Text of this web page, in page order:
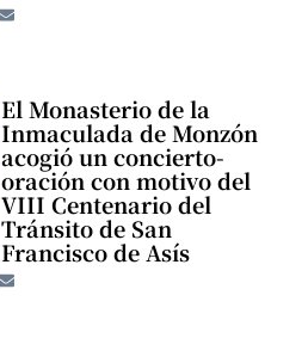
El Monasterio de la
Inmaculada de Monzón
acogió un concierto-
oración con motivo del
VIII Centenario del
Tránsito de San
Francisco de Asís